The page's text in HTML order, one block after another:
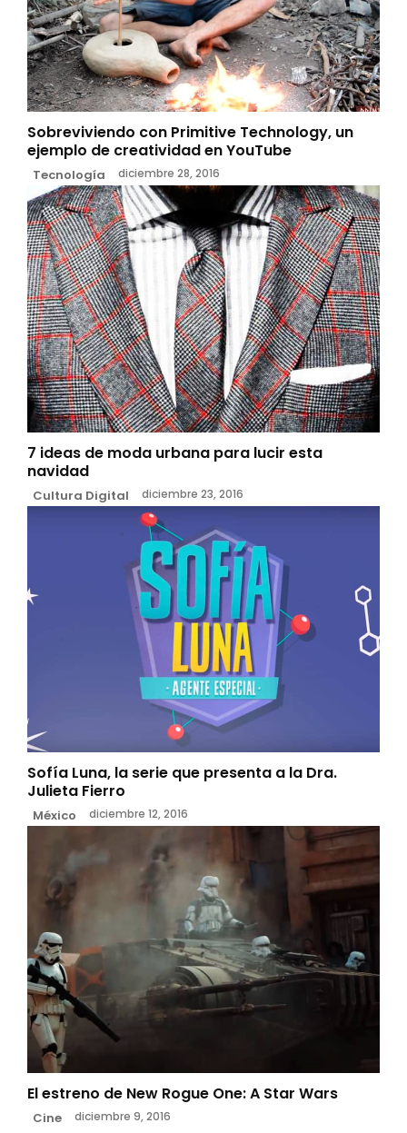
Sobreviviendo con Primitive Technology, un
ejemplo de creatividad en YouTube
Tecnología diciembre 28, 2016
7 ideas de moda urbana para lucir esta
navidad
Cultura Digital diciembre 23, 2016
Sofía Luna, la serie que presenta a la Dra.
Julieta Fierro
México diciembre 12, 2016
El estreno de New Rogue One: A Star Wars
Cine diciembre 9, 2016